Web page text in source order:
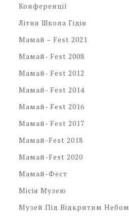
Конференції
Літня Школа Гідів
Мамай – Fest 2021
Мамай- Fest 2008
Мамай- Fest 2012
Мамай- Fest 2014
Мамай- Fest 2016
Мамай- Fest 2017
Мамай-Fest 2018
Мамай-Fest 2020
Мамай-Фест
Місія Музею
Музей Під Відкритим Небом